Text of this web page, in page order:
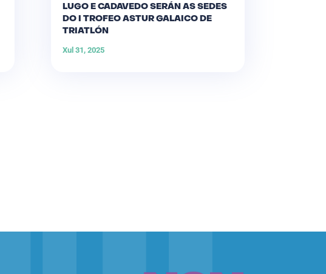
LUGO E CADAVEDO SERÁN AS SEDES
DO I TROFEO ASTUR GALAICO DE
TRIATLÓN
Xul 31, 2025